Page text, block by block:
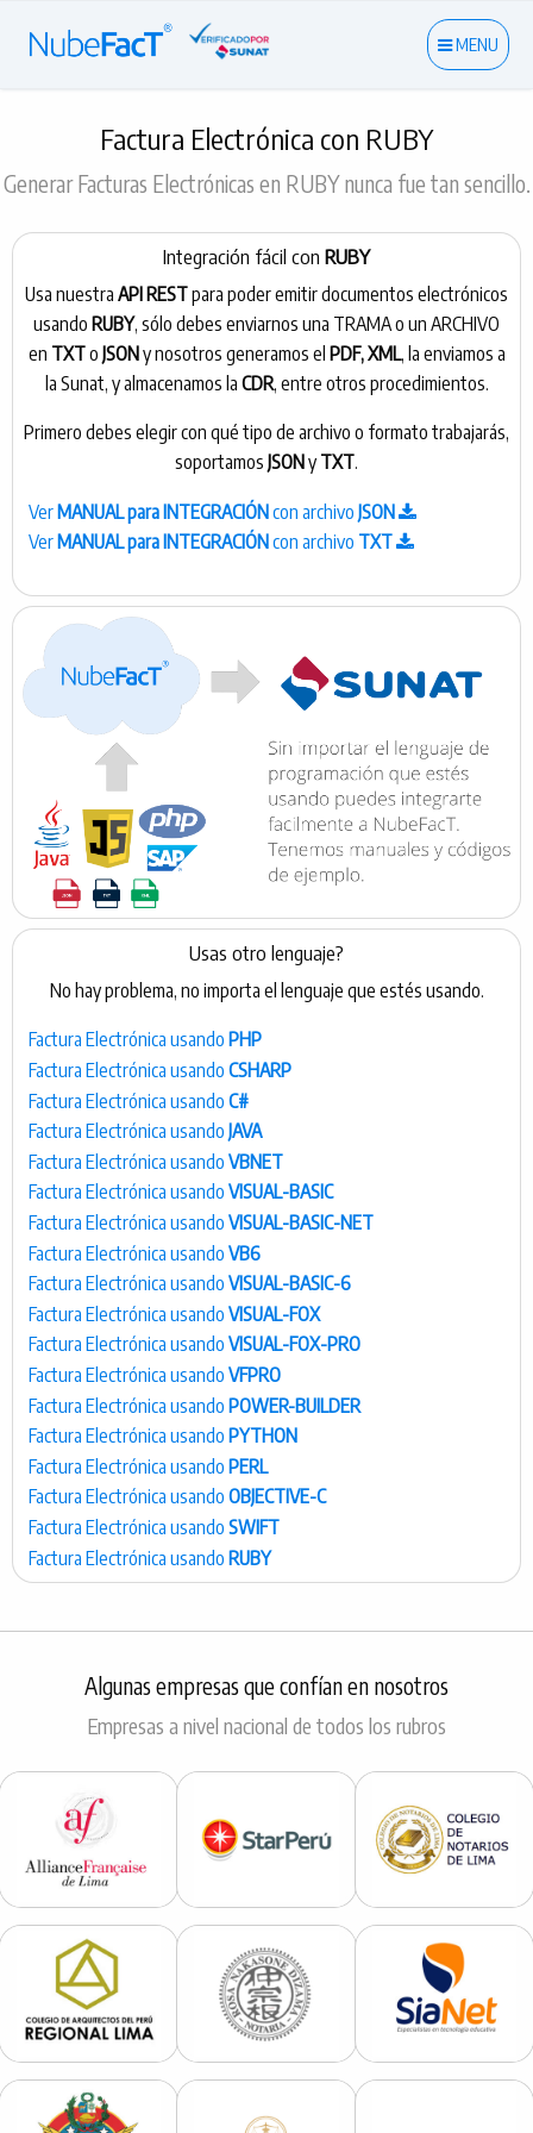
MENU
Factura Electrónica con RUBY
Generar Facturas Electrónicas en RUBY nunca fue tan sencillo.
Integración fácil con RUBY
Usa nuestra API RESTpara poder emitir documentos electrónicos
usando RUBY, sólo debes enviarnos una TRAMA o un ARCHIVO
en TXTo JSONy nosotros generamos el PDF, XML, la enviamos a
la Sunat, y almacenamos la CDR, entre otros procedimientos.
Primero debes elegir con qué tipo de archivo o formato trabajarás,
soportamos JSONy TXT.
VerMANUAL para INTEGRACIÓNcon archivo JSON
Ver MANUAL para INTEGRACIÓNcon archivo TXT
Usas otro lenguaje?
No hay problema, no importa el lenguaje que estés usando.
Factura Electrónica usando PHP
Factura Electrónica usando CSHARP
Factura Electrónica usando C#
Factura Electrónica usando JAVA
Factura Electrónica usando VBNET
Factura Electrónica usando VISUAL-BASIC
Factura Electrónica usando VISUAL-BASIC-NET
Factura Electrónica usando VB6
Factura Electrónica usando VISUAL-BASIC-6
Factura Electrónica usando VISUAL-FOX
Factura Electrónica usando VISUAL-FOX-PRO
Factura Electrónica usando VFPRO
Factura Electrónica usando POWER-BUILDER
Factura Electrónica usando PYTHON
Factura Electrónica usando PERL
Factura Electrónica usando OBJECTIVE-C
Factura Electrónica usando SWIFT
Factura Electrónica usando RUBY
Algunas empresas que confían en nosotros
Empresas a nivel nacional de todos los rubros